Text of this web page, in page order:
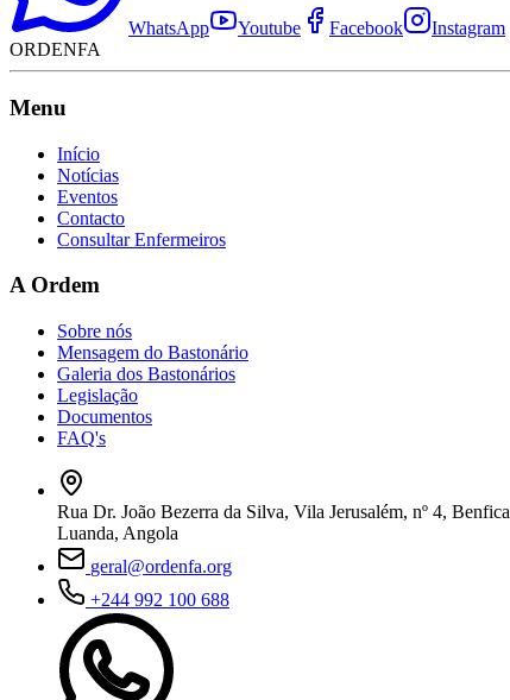
WhatsApp Youtube Facebook
Instagram
ORDENFA
Menu
Início
Notícias
Eventos
Contacto
Consultar Enfermeiros
A Ordem
Sobre nós
Mensagem do Bastonário
Galeria dos Bastonários
Legislação
Documentos
FAQ's
Rua Dr. João Bezerra da Silva, Vila Jerusalém, nº 4, Benfica
Luanda, Angola
geral@ordenfa.org
+244 992 100 688